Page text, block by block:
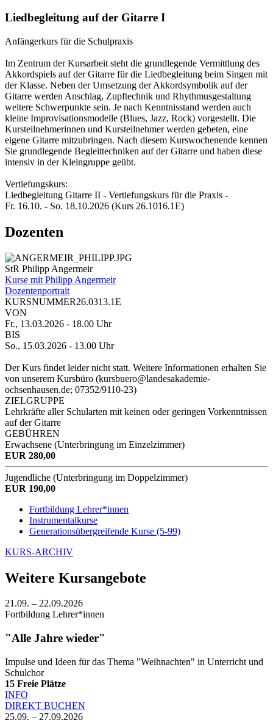
Liedbegleitung auf der Gitarre I
Anfängerkurs für die Schulpraxis
Im Zentrum der Kursarbeit steht die grundlegende Vermittlung des
Akkordspiels auf der Gitarre für die Liedbegleitung beim Singen mit
der Klasse. Neben der Umsetzung der Akkordsymbolik auf der
Gitarre werden Anschlag, Zupftechnik und Rhythmusgestaltung
weitere Schwerpunkte sein. Je nach Kenntnisstand werden auch
kleine Improvisationsmodelle (Blues, Jazz, Rock) vorgestellt. Die
Kursteilnehmerinnen und Kursteilnehmer werden gebeten, eine
eigene Gitarre mitzubringen. Nach diesem Kurswochenende kennen
Sie grundlegende Begleittechniken auf der Gitarre und haben diese
intensiv in der Kleingruppe geübt.
Vertiefungskurs:
Liedbegleitung Gitarre II - Vertiefungskurs für die Praxis -
Fr. 16.10. - So. 18.10.2026 (Kurs 26.1016.1E)
Dozenten
StR Philipp Angermeir
Kurse mit Philipp Angermeir
Dozentenportrait
KURSNUMMER26.0313.1E
VON
Fr., 13.03.2026 - 18.00 Uhr
BIS
So., 15.03.2026 - 13.00 Uhr
Der Kurs findet leider nicht statt. Weitere Informationen erhalten Sie
von unserem Kursbüro (kursbuero@landesakademie-
ochsenhausen.de; 07352/9110-23)
ZIELGRUPPE
Lehrkräfte aller Schularten mit keinen oder geringen Vorkenntnissen
auf der Gitarre
GEBÜHREN
Erwachsene (Unterbringung im Einzelzimmer)
EUR 280,00
Jugendliche (Unterbringung im Doppelzimmer)
EUR 190,00
Fortbildung Lehrer*innen
Instrumentalkurse
Generationsübergreifende Kurse (5-99)
KURS-ARCHIV
Weitere Kursangebote
21.09. – 22.09.2026
Fortbildung Lehrer*innen
"Alle Jahre wieder"
Impulse und Ideen für das Thema "Weihnachten" in Unterricht und
Schulchor
15 Freie Plätze
INFO
DIREKT BUCHEN
25.09. – 27.09.2026